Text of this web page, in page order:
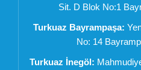
Sit. D Blok No:1
Turkuaz Bayrampaşa:
No: 14
Turkuaz İnegöl: